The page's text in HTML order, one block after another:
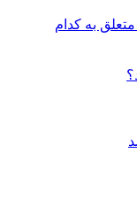
بیشترین آمار دانلود غیر قانونی در سال 2015 متعلق به کدام